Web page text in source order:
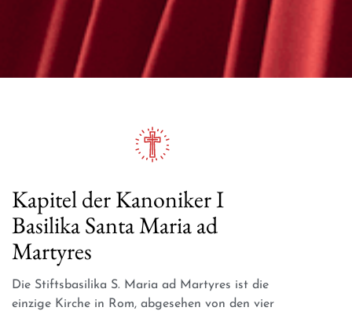
Kapitel der Kanoniker I
Basilika Santa Maria ad
Martyres
Die Stiftsbasilika S. Maria ad Martyres ist die
einzige Kirche in Rom, abgesehen von den vier